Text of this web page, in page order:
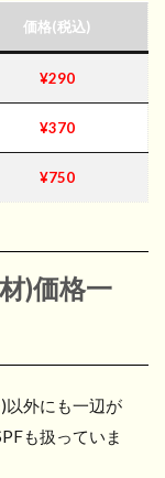
価格(税込)
¥290
¥370
¥750
)価格一
以外にも一辺が
も扱っていま